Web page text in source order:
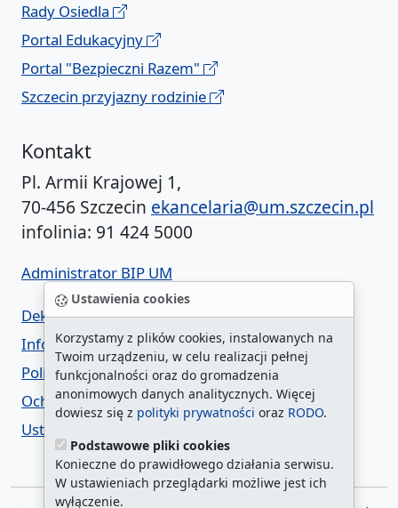
Ustawienia cookies
Korzystamy z plików cookies, instalowanych na
Twoim urządzeniu, w celu realizacji pełnej
funkcjonalności oraz do gromadzenia
anonimowych danych analitycznych. Więcej
dowiesz się z polityki prywatności oraz RODO.
Podstawowe pliki cookies
Konieczne do prawidłowego działania serwisu.
W ustawieniach przeglądarki możliwe jest ich
wyłączenie.
Rady Osiedla
Portal Edukacyjny
Portal "Bezpieczni Razem"
Szczecin przyjazny rodzinie
Kontakt
Pl. Armii Krajowej 1,
70-456 Szczecin ekancelaria@um.szczecin.pl
infolinia: 91 424 5000
Administrator BIP UM
Deklaracja dostępności
Informacja o urzędzie w ETR
Polityka prywatności
Ochrona danych osobowych
Ustawienia cookies